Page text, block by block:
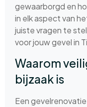
gewaarborgd en
in elk aspect van
juiste vragen te
voor jouw gevel in
Waarom
bijzaak is
Een